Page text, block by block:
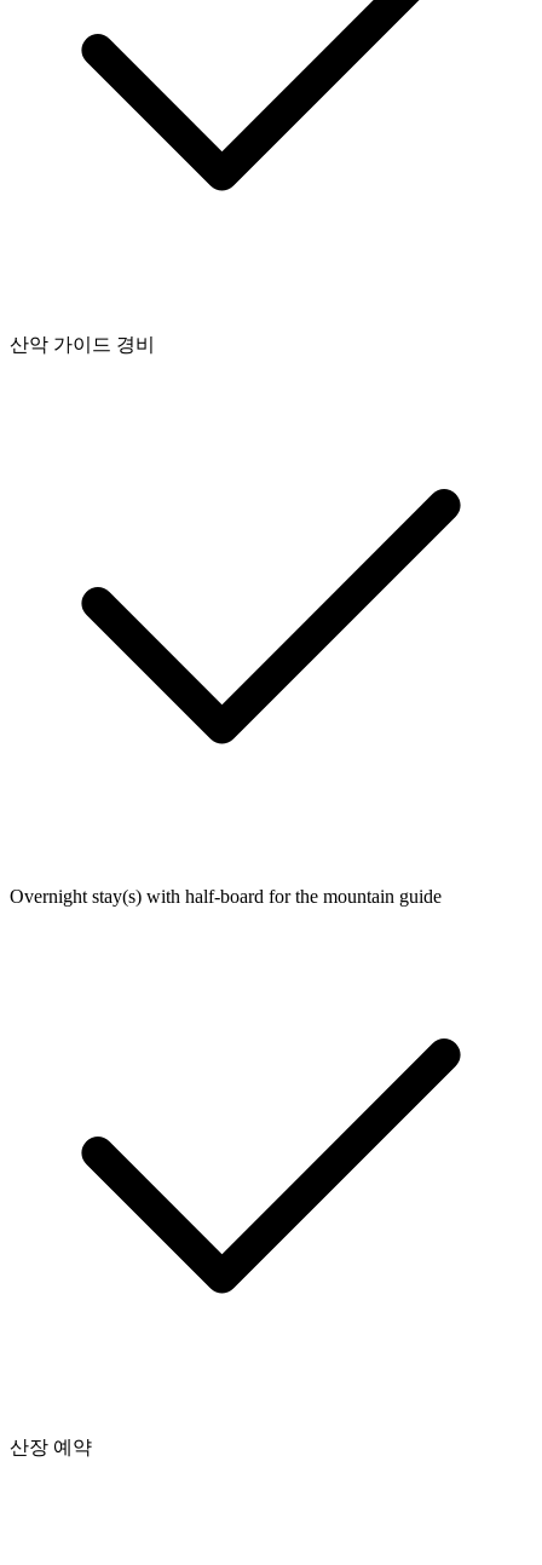
산악 가이드 경비
Overnight stay(s) with half-board for the mountain guide
산장 예약